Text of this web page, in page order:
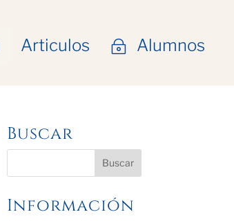
Articulos ~ Alumnos
Buscar
Información